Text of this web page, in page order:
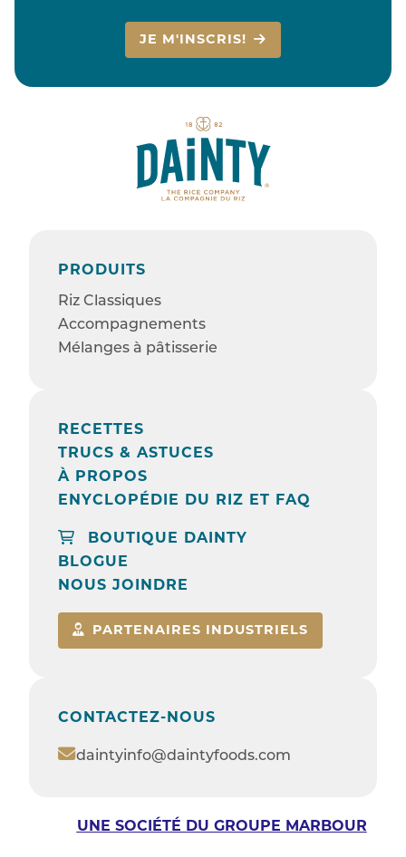
JE M'INSCRIS!
PRODUITS
Riz Classiques
Accompagnements
Mélanges à pâtisserie
RECETTES
TRUCS & ASTUCES
À PROPOS
ENYCLOPÉDIE DU RIZ ET FAQ
BOUTIQUE DAINTY
BLOGUE
NOUS JOINDRE
PARTENAIRES INDUSTRIELS
CONTACTEZ-NOUS
daintyinfo@daintyfoods.com
UNE SOCIÉTÉ DU GROUPE MARBOUR